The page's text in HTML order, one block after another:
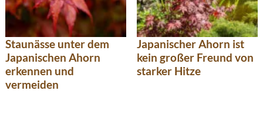
Staunässe unter dem
Japanischen Ahorn
erkennen und
vermeiden
Japanischer Ahorn ist
kein großer Freund von
starker Hitze